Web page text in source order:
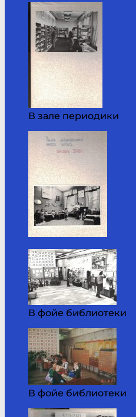
В зале периодики
В фойе библиотеки
В фойе библиотеки